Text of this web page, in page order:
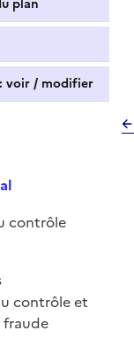
plan
voir / modifier
contrôle
contrôle et
fraude